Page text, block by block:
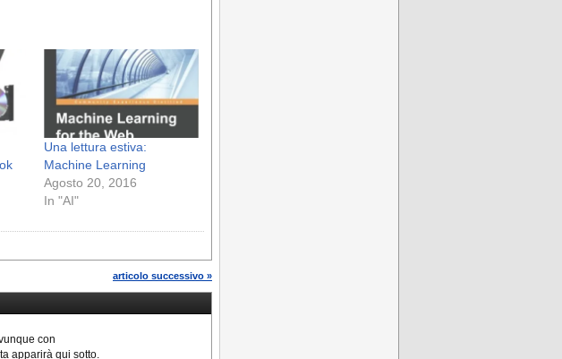
Una lettura estiva:
Machine Learning
Agosto 20, 2016
In "AI"
articolo successivo »
con
apparirà qui sotto.